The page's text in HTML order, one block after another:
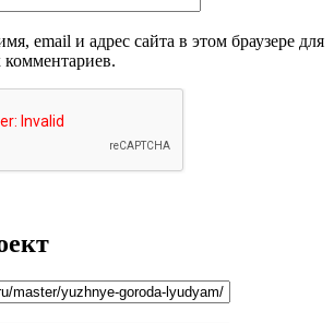
email и адрес сайта в этом браузере для